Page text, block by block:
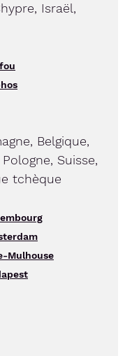
Israël,
Belgique,
Suisse,
tchèque
Mulhouse